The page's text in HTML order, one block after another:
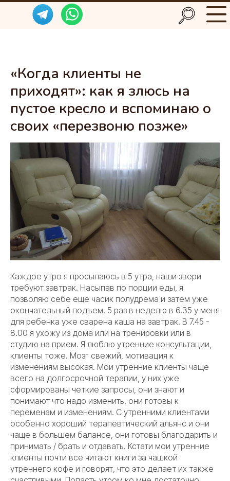
«Когда клиенты не
приходят»: как я злюсь на
пустое кресло и вспоминаю о
своих «перезвоню позже»
Каждое утро я просыпаюсь в 5 утра, наши звери
требуют завтрак. Насыпав по порции еды, я
позволяю себе еще часик полудрема и затем уже
окончательный подъем. 5 раз в неделю в 6.35 у меня
для ребенка уже сварена каша на завтрак. В 7.45 -
8.00 я ухожу из дома или на тренировки или в
студию на прием. Я люблю утренние консультации,
клиенты тоже. Мозг свежий, мотивация к
изменениям высокая. Мои утренние клиенты чаще
всего на долгосрочной терапии, у них уже
сформированы четкие запросы, они знают и
понимают что надо изменить, они готовы к
переменам и изменениям. С утренними клиентами
особенно хороший терапевтический альянс и они
чаще в большем балансе, они готовы благодарить и
принимать / брать и отдавать. Кстати мои утренние
клиенты почти все читают книги за чашкой
утреннего кофе и говорят, что это делает их также